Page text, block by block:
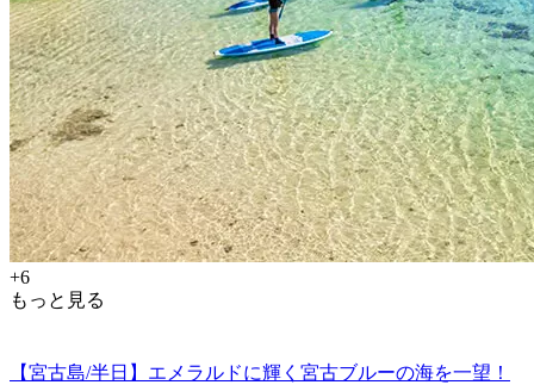
+6
もっと見る
【宮古島/半日】エメラルドに輝く宮古ブルーの海を一望！